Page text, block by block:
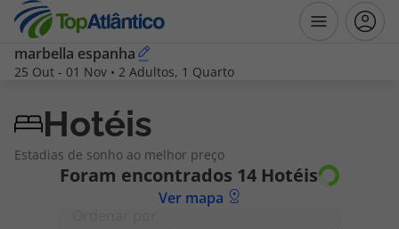
Destinos
Voos
marbella espanha
25 Out - 01 Nov • 2 Adultos, 1 Quarto
Hotéis
Estadias de sonho ao melhor preço
Foram encontrados 14 Hotéis
Ver mapa